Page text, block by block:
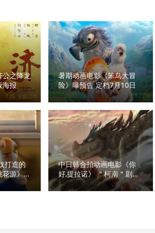
公之降龙
海报
暑期动画电影《笨鸟大冒
险》曝预告 定档7月10日
打造的
源》定
中日韩合拍动画电影《你
好,提拉诺》 ＂柯南＂剧场
版导演执导